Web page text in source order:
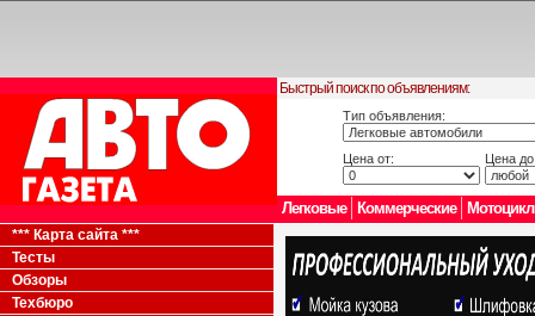
Быстрый поиск по объявлениям:
Тип объявления:
Цена от: Цена
Легковые Коммерческие
*** Карта сайта ***
Тесты
Обзоры
Техбюро